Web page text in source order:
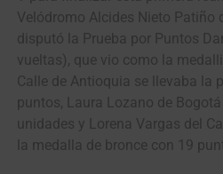
Velódromo Alcides Nieto Patiño
disputó la Prueba por Puntos
vueltas), que vio como la
Calle de Antioquia se llevaba la
puntos, Laura Lozano de
unidades y Lorena Vargas del
la medalla de bronce con 19